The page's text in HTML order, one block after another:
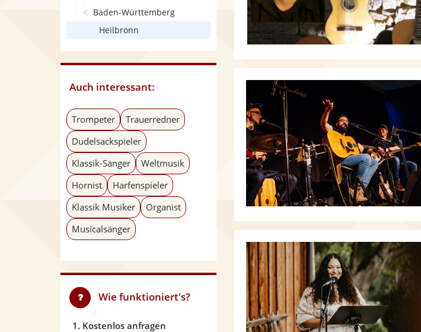
Baden-Württemberg
Heilbronn
Auch interessant:
Trompeter
Trauerredner
Dudelsackspieler
Klassik-Sänger
Weltmusik
Hornist
Harfenspieler
Klassik Musiker
Organist
Musicalsänger
Wie funktioniert's?
1. Kostenlos anfragen